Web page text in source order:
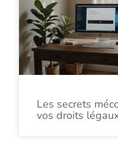
Les secrets
vos droits